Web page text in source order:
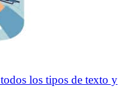
los tipos de texto y